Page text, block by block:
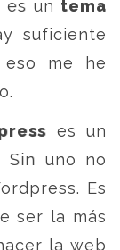
es un tema
suficiente
eso me he
es un
Sin uno no
Es
ser la más
la web